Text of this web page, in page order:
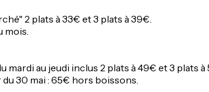
2 plats à 33€ et 3 plats à 39€.
mois.
mardi au jeudi inclus 2 plats à 49€ et 3 plats à
30 mai : 65€ hors boissons.